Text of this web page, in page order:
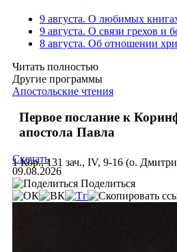
9 августа. О любимых
9 августа. О связи грехов и
8 августа. Об отношении
Читать полностью
Другие программы
Апостольские чтения
Первое послание к
апостола Павла
1 Кор., 131 зач., IV, 9-16 (о.
Скачать
09.08.2026
Поделиться